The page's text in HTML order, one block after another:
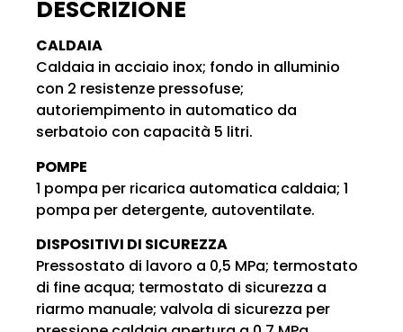
DESCRIZIONE
CALDAIA
Caldaia in acciaio inox; fondo in alluminio
con 2 resistenze pressofuse;
autoriempimento in automatico da
serbatoio con capacità 5 litri.
POMPE
1 pompa per ricarica automatica caldaia; 1
pompa per detergente, autoventilate.
DISPOSITIVI DI SICUREZZA
Pressostato di lavoro a 0,5 MPa; termostato
di fine acqua; termostato di sicurezza a
riarmo manuale; valvola di sicurezza per